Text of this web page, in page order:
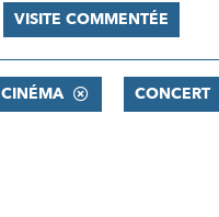
VISITE COMMENTÉE
CINÉMA CONCERT